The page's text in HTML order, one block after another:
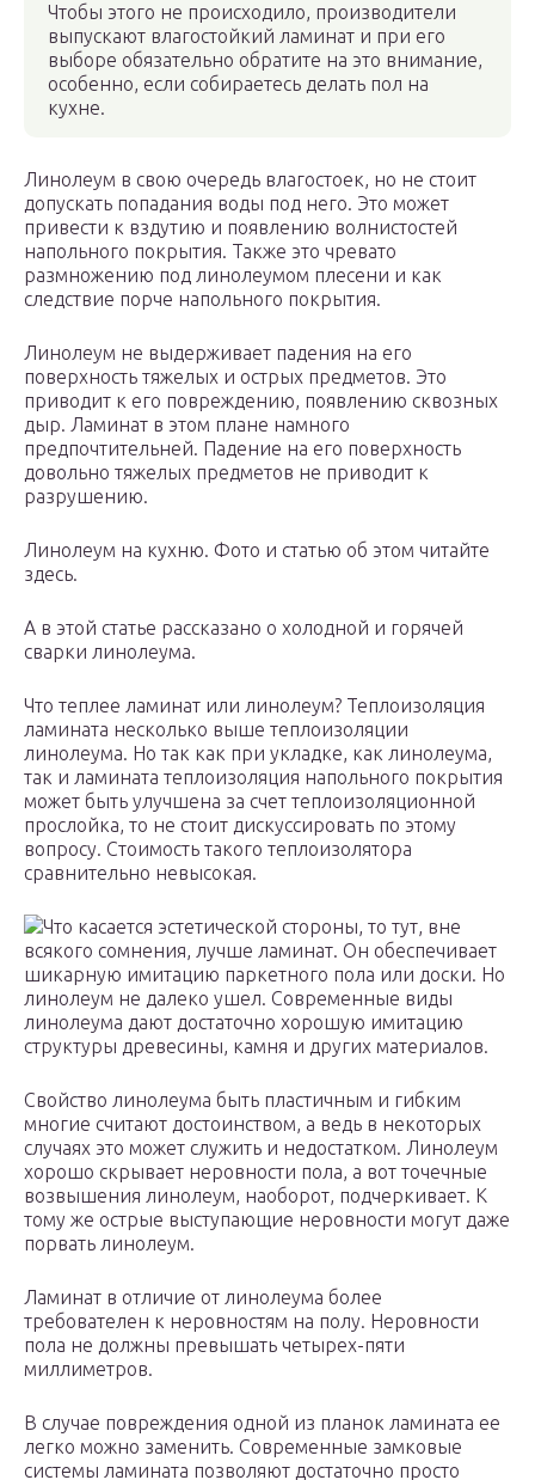
Чтобы этого не происходило, производители
выпускают влагостойкий ламинат и при его
выборе обязательно обратите на это внимание,
особенно, если собираетесь делать пол на
кухне.
Линолеум в свою очередь влагостоек, но не стоит
допускать попадания воды под него. Это может
привести к вздутию и появлению волнистостей
напольного покрытия. Также это чревато
размножению под линолеумом плесени и как
следствие порче напольного покрытия.
Линолеум не выдерживает падения на его
поверхность тяжелых и острых предметов. Это
приводит к его повреждению, появлению сквозных
дыр. Ламинат в этом плане намного
предпочтительней. Падение на его поверхность
довольно тяжелых предметов не приводит к
разрушению.
Линолеум на кухню. Фото и статью об этом читайте
здесь.
А в этой статье рассказано о холодной и горячей
сварки линолеума.
Что теплее ламинат или линолеум? Теплоизоляция
ламината несколько выше теплоизоляции
линолеума. Но так как при укладке, как линолеума,
так и ламината теплоизоляция напольного покрытия
может быть улучшена за счет теплоизоляционной
прослойка, то не стоит дискуссировать по этому
вопросу. Стоимость такого теплоизолятора
сравнительно невысокая.
Что касается эстетической стороны, то тут, вне
всякого сомнения, лучше ламинат. Он обеспечивает
шикарную имитацию паркетного пола или доски. Но
линолеум не далеко ушел. Современные виды
линолеума дают достаточно хорошую имитацию
структуры древесины, камня и других материалов.
Свойство линолеума быть пластичным и гибким
многие считают достоинством, а ведь в некоторых
случаях это может служить и недостатком. Линолеум
хорошо скрывает неровности пола, а вот точечные
возвышения линолеум, наоборот, подчеркивает. К
тому же острые выступающие неровности могут даже
порвать линолеум.
Ламинат в отличие от линолеума более
требователен к неровностям на полу. Неровности
пола не должны превышать четырех-пяти
миллиметров.
В случае повреждения одной из планок ламината ее
легко можно заменить. Современные замковые
системы ламината позволяют достаточно просто